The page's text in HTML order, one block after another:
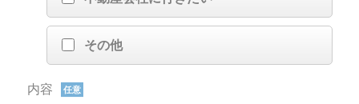
その他
内容 任意